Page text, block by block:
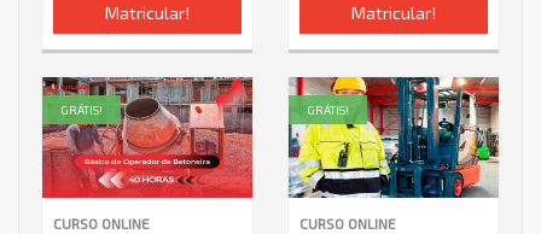
Matricular! Matricular!
CURSO ONLINE
GRÁTIS!
CURSO ONLINE
GRÁTIS!